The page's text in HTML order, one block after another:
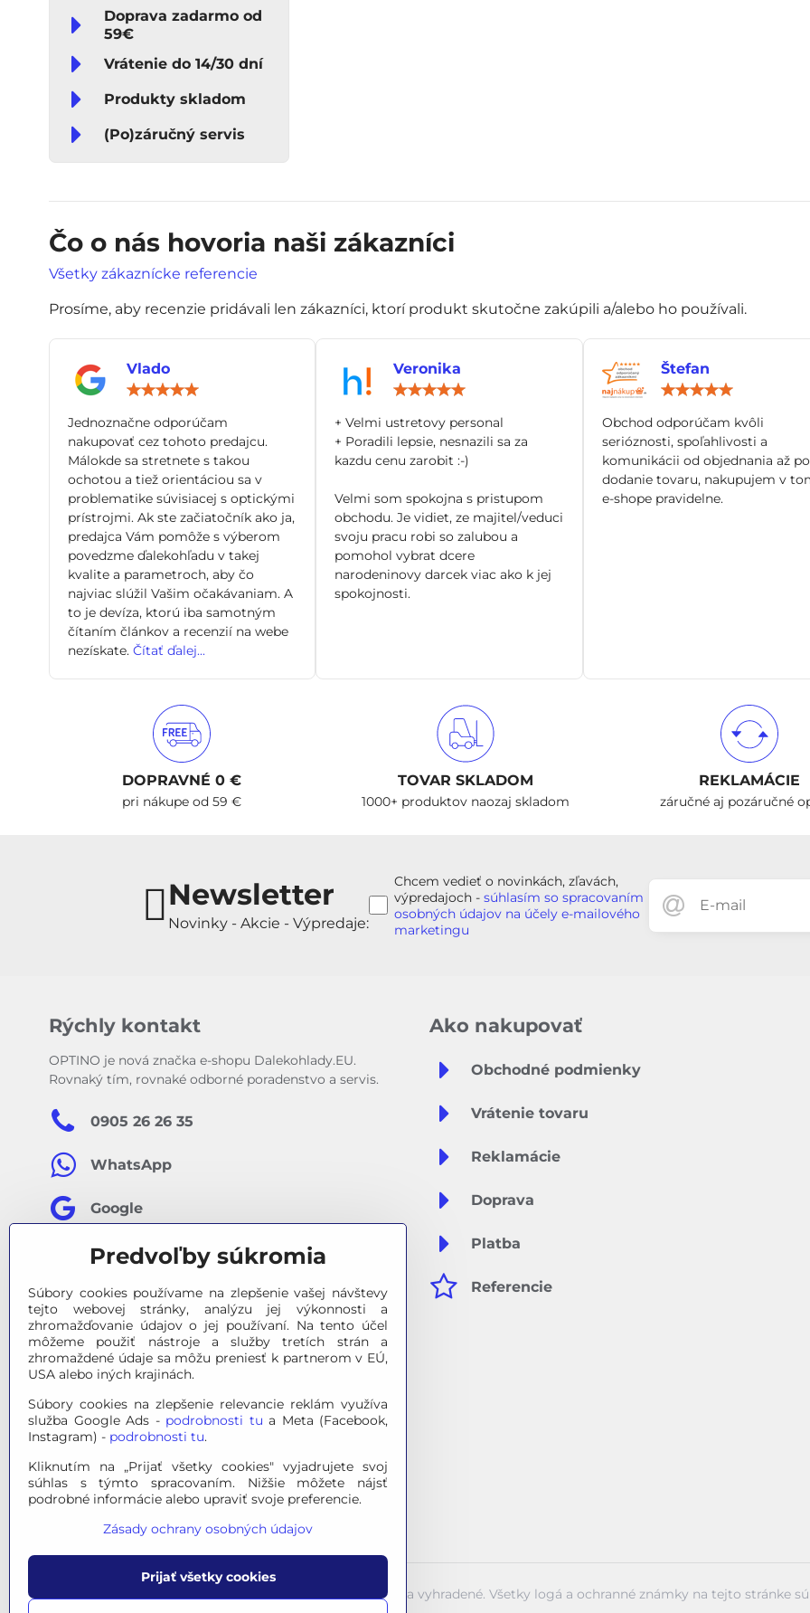
Doprava zadarmo od
59€
Vrátenie do 14/30 dní
Produkty skladom
(Po)záručný servis
Čo o nás hovoria naši zákazníci
Všetky zákaznícke referencie
Prosíme, aby recenzie pridávali len zákazníci, ktorí produkt skutočne zakúpili a/alebo ho používali.
Vlado
Jednoznačne odporúčam
nakupovať cez tohoto predajcu.
Málokde sa stretnete s takou
ochotou a tiež orientáciou sa v
problematike súvisiacej s optickými
prístrojmi. Ak ste začiatočník ako ja,
predajca Vám pomôže s výberom
povedzme ďalekohľadu v takej
kvalite a parametroch, aby čo
najviac slúžil Vašim očakávaniam. A
to je devíza, ktorú iba samotným
čítaním článkov a recenzií na webe
nezískate. Čítať ďalej...
Veronika
+ Velmi ustretovy personal
+ Poradili lepsie, nesnazili sa za
kazdu cenu zarobit :-)
Velmi som spokojna s pristupom
obchodu. Je vidiet, ze majitel/veduci
svoju pracu robi so zalubou a
pomohol vybrat dcere
narodeninovy darcek viac ako k jej
spokojnosti.
Štefan
Obchod odporúčam kvôli
serióznosti, spoľahlivosti a
komunikácii od objednania až po
dodanie tovaru, nakupujem v
e-shope pravidelne.
DOPRAVNÉ 0 €
pri nákupe od 59 €
TOVAR SKLADOM
1000+ produktov naozaj skladom
REKLAMÁCIE
záručné aj pozáručné
Newsletter
Novinky - Akcie - Výpredaje:
Chcem vedieť o novinkách, zľavách,
výpredajoch -súhlasím so spracovaním
osobných údajov na účely e-mailového
marketingu
Rýchly kontakt
OPTINO je nová značka e-shopu Dalekohlady.EU.
Rovnaký tím, rovnaké odborné poradenstvo a servis.
0905 26 26 35
WhatsApp
Google
Facebook
Ako nakupovať
Obchodné podmienky
Vrátenie tovaru
Reklamácie
Doprava
Platba
Referencie
© 2026 OPTINO s.r.o., všetky práva vyhradené. Všetky logá a ochranné známky na tejto stránke
Predvoľby súkromia
Súbory cookies používame na zlepšenie vašej návštevy
tejto webovej stránky, analýzu jej výkonnosti a
zhromažďovanie údajov o jej používaní. Na tento účel
môžeme použiť nástroje a služby tretích strán a
zhromaždené údaje sa môžu preniesť k partnerom v EÚ,
USA alebo iných krajinách.
Súbory cookies na zlepšenie relevancie reklám využíva
služba Google Ads - podrobnosti tu a Meta (Facebook,
Instagram) - podrobnosti tu.
Kliknutím na „Prijať všetky cookies" vyjadrujete svoj
súhlas s týmto spracovaním. Nižšie môžete nájsť
podrobné informácie alebo upraviť svoje preferencie.
Zásady ochrany osobných údajov
Prijať všetky cookies